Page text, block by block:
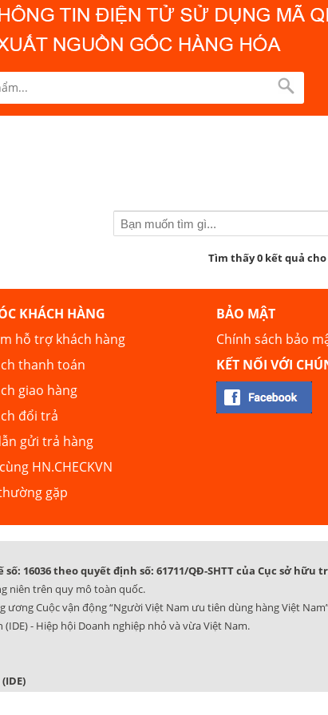
Tìm thấy 0 kết quả
KHÁCH HÀNG
hỗ trợ khách hàng
thanh toán
giao hàng
đổi trả
gửi trả hàng
HN.CHECKVN
gặp
BẢO MẬT
Chính sách bảo
KẾT NỐI VỚI
16036 theo quyết định số: 61711/QĐ-SHTT của Cục sở hữu
niên trên quy mô toàn quốc.
ương Cuộc vận động “Người Việt Nam ưu tiên dùng hàng Việt
- Hiệp hội Doanh nghiệp nhỏ và vừa Việt Nam.